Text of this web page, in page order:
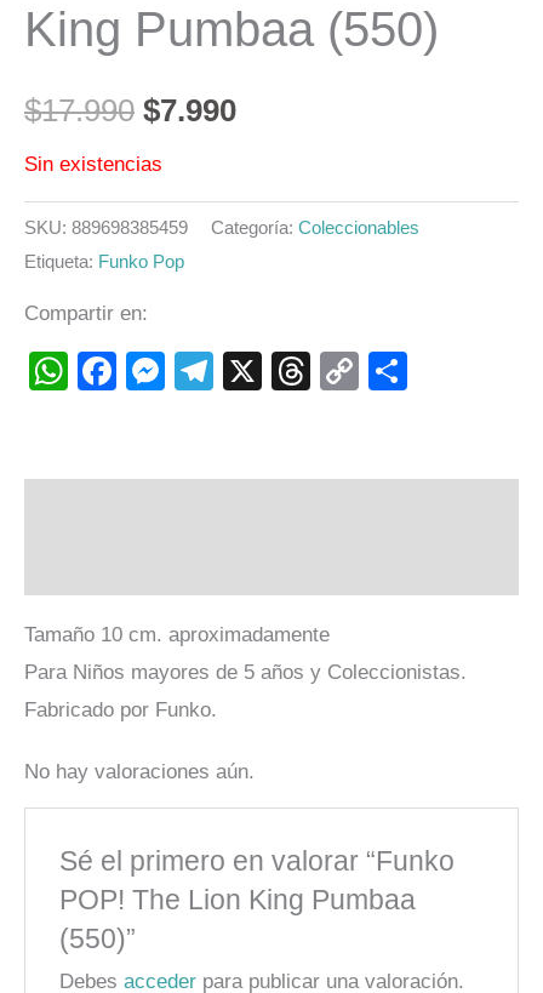
King Pumbaa (550)
$17.990 $7.990
Sin existencias
SKU: 889698385459 Categoría: Coleccionables
Etiqueta: Funko Pop
Compartir en:
WhatsApp
Facebook
Messenger
Telegram
X Threads
Copy
Tamaño 10 cm. aproximadamente
Para Niños mayores de 5 años y Coleccionistas.
Fabricado por Funko.
No hay valoraciones aún.
Sé el primero en valorar “Funko
POP! The Lion King Pumbaa
(550)”
Debesacceder para publicar una valoración.